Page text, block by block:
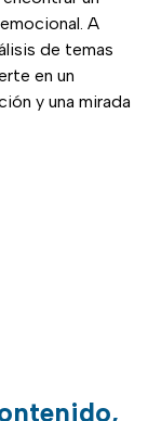
A
de temas
en un
y una mirada